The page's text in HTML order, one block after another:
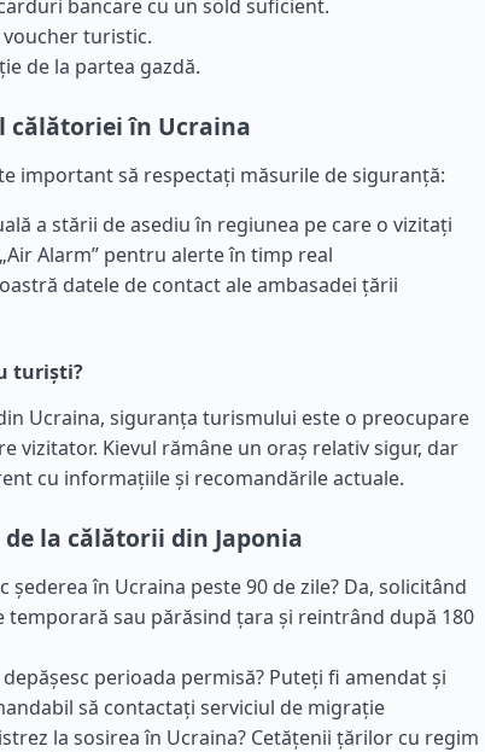
bancare cu un sold suficient.
turistic.
de la partea gazdă.
călătoriei în Ucraina
important să respectați măsurile de siguranță:
a stării de asediu în regiunea pe care o vizitați
Alarm” pentru alerte în timp real
datele de contact ale ambasadei țării
turiști?
Ucraina, siguranța turismului este o preocupare
vizitator. Kievul rămâne un oraș relativ sigur, dar
cu informațiile și recomandările actuale.
la călătorii din Japonia
șederea în Ucraina peste 90 de zile? Da, solicitând
temporară sau părăsind țara și reintrând după 180
perioada permisă? Puteți fi amendat și
să contactați serviciul de migrație
la sosirea în Ucraina? Cetățenii țărilor cu regim